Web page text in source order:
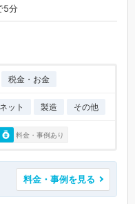
5分
税金・お金
ット 製造 その他
料金・事例あり
料金・事例を見る